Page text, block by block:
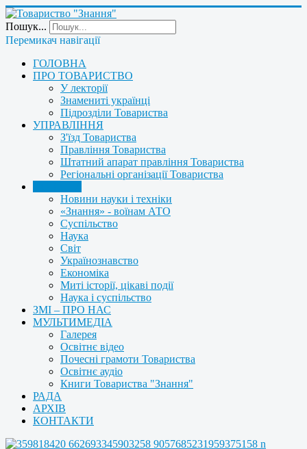
Пошук...
Перемикач навігації
ГОЛОВНА
ПРО ТОВАРИСТВО
У лекторії
Знамениті українці
Підрозділи Товариства
УПРАВЛІННЯ
З'їзд Товариства
Правління Товариства
Штатний апарат правління Товариства
Регіональні організації Товариства
Новини науки і техніки
«Знання» - воїнам АТО
Суспільство
Наука
Світ
Українознавство
Економіка
Миті історії, цікаві події
Наука і суспільство
ЗМІ – ПРО НАС
МУЛЬТИМЕДІА
Галерея
Освітнє відео
Почесні грамоти Товариства
Освітнє аудіо
Книги Товариства "Знання"
РАДА
АРХІВ
КОНТАКТИ